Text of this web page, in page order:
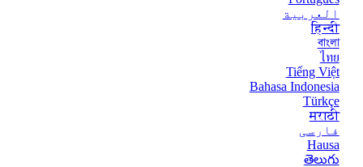
العربية
हिन्दी
বাংলা
ไทย
Tiếng Việt
Bahasa Indonesia
Türkçe
मराठी
فارسی
Hausa
తెలుగు